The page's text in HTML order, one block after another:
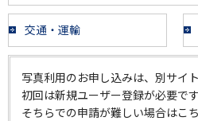
交通・運輸
写真利用のお申し込みは、別サイ
初回は新規ユーザー登録が必要です
そちらでの申請が難しい場合はこ